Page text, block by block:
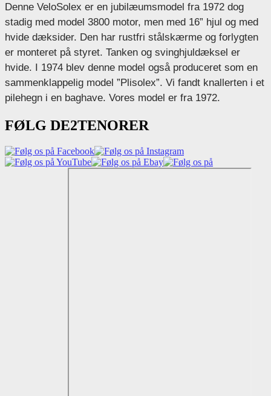
Denne VeloSolex er en jubilæumsmodel fra 1972 dog
stadig med model 3800 motor, men med 16” hjul og med
hvide dæksider. Den har rustfri stålskærme og forlygten
er monteret på styret. Tanken og svinghjuldæksel er
hvide. I 1974 blev denne model også produceret som en
sammenklappelig model ”Plisolex”. Vi fandt knallerten i et
pilehegn i en baghave. Vores model er fra 1972.
FØLG DE2TENORER